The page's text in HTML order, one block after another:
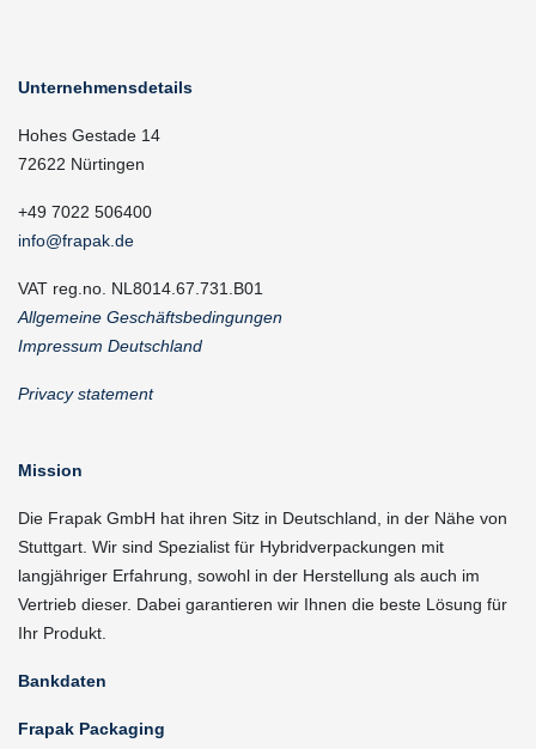
Unternehmensdetails
Hohes Gestade 14
72622 Nürtingen
+49 7022 506400
info@frapak.de
VAT reg.no. NL8014.67.731.B01
Allgemeine Geschäftsbedingungen
Impressum Deutschland
Privacy statement
Mission
Die Frapak GmbH hat ihren Sitz in Deutschland, in der Nähe von
Stuttgart. Wir sind Spezialist für Hybridverpackungen mit
langjähriger Erfahrung, sowohl in der Herstellung als auch im
Vertrieb dieser. Dabei garantieren wir Ihnen die beste Lösung für
Ihr Produkt.
Bankdaten
Frapak Packaging